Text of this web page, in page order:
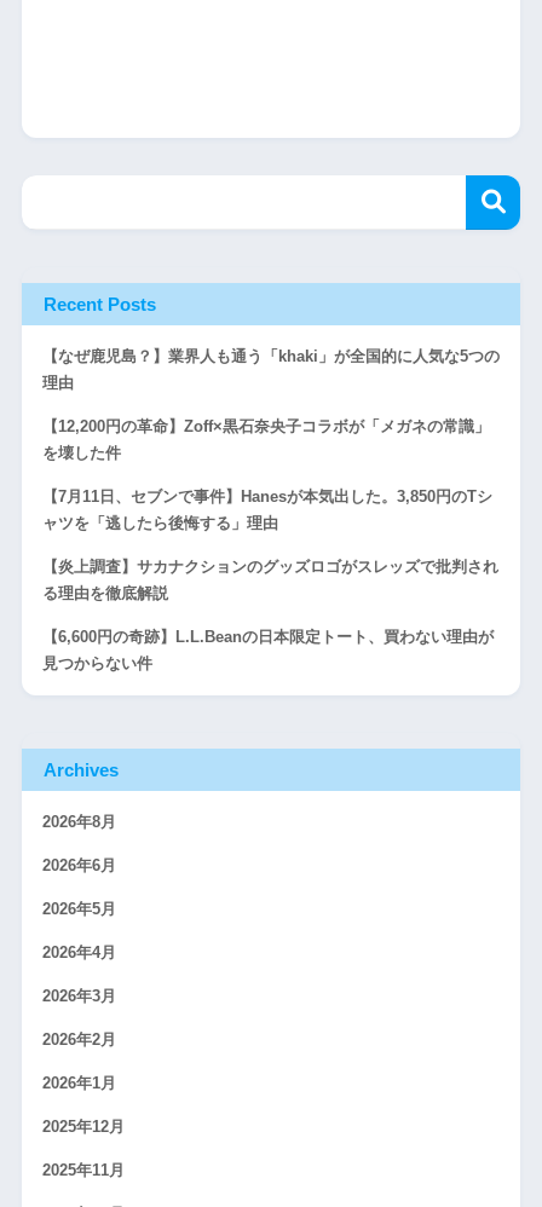
Recent Posts
【なぜ鹿児島？】業界人も通う「khaki」が全国的に人気な5つの
理由
【12,200円の革命】Zoff×黒石奈央子コラボが「メガネの常識」
を壊した件
【7月11日、セブンで事件】Hanesが本気出した。3,850円のTシ
ャツを「逃したら後悔する」理由
【炎上調査】サカナクションのグッズロゴがスレッズで批判され
る理由を徹底解説
【6,600円の奇跡】L.L.Beanの日本限定トート、買わない理由が
見つからない件
Archives
2026年8月
2026年6月
2026年5月
2026年4月
2026年3月
2026年2月
2026年1月
2025年12月
2025年11月